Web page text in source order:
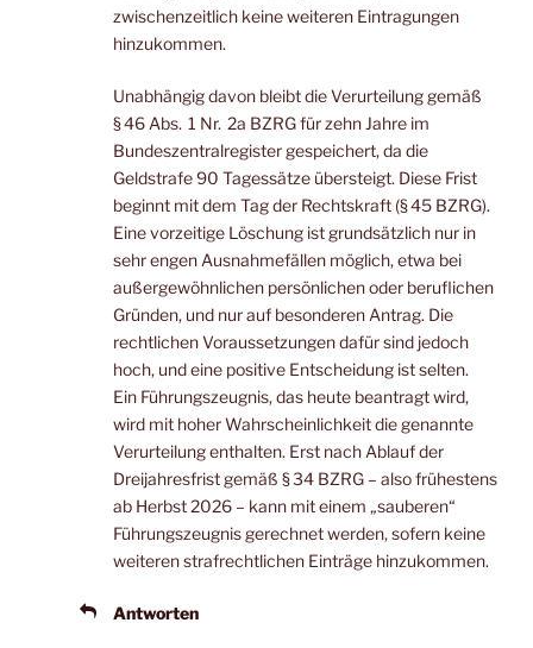
zwischenzeitlich keine weiteren Eintragungen
hinzukommen.
Unabhängig davon bleibt die Verurteilung gemäß
§ 46 Abs. 1 Nr. 2a BZRG für zehn Jahre im
Bundeszentralregister gespeichert, da die
Geldstrafe 90 Tagessätze übersteigt. Diese Frist
beginnt mit dem Tag der Rechtskraft (§ 45 BZRG).
Eine vorzeitige Löschung ist grundsätzlich nur in
sehr engen Ausnahmefällen möglich, etwa bei
außergewöhnlichen persönlichen oder beruflichen
Gründen, und nur auf besonderen Antrag. Die
rechtlichen Voraussetzungen dafür sind jedoch
hoch, und eine positive Entscheidung ist selten.
Ein Führungszeugnis, das heute beantragt wird,
wird mit hoher Wahrscheinlichkeit die genannte
Verurteilung enthalten. Erst nach Ablauf der
Dreijahresfrist gemäß § 34 BZRG – also frühestens
ab Herbst 2026 – kann mit einem „sauberen“
Führungszeugnis gerechnet werden, sofern keine
weiteren strafrechtlichen Einträge hinzukommen.
Antworten